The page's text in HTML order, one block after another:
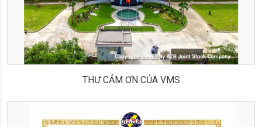
THƯ CẢM ƠN CỦA VMS